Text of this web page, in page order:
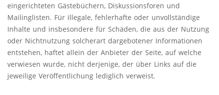
eingerichteten Gästebüchern, Diskussionsforen und
Mailinglisten. Für illegale, fehlerhafte oder unvollständige
Inhalte und insbesondere für Schäden, die aus der Nutzung
oder Nichtnutzung solcherart dargebotener Informationen
entstehen, haftet allein der Anbieter der Seite, auf welche
verwiesen wurde, nicht derjenige, der über Links auf die
jeweilige Veröffentlichung lediglich verweist.